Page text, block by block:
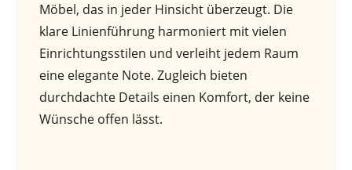
Möbel, das in jeder Hinsicht überzeugt. Die
klare Linienführung harmoniert mit vielen
Einrichtungsstilen und verleiht jedem Raum
eine elegante Note. Zugleich bieten
durchdachte Details einen Komfort, der keine
Wünsche offen lässt.